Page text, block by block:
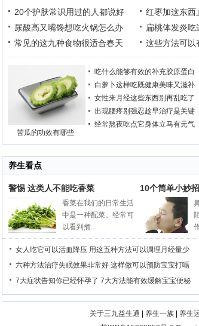
20个护肤常识用过的人都说好
尿酸高又嘴馋想吃火锅怎么办
常见的这九种食物很适合春天
红枣加这东西
扁桃体发炎
这些方法可以
苦瓜的功效有哪些
吃什么能够有效的补充胶原蛋白
白萝卜这样吃既健康美味又滋补
女性来月经这些东西别再乱吃了
出现腰疼别强忍趁早治疗是关键
经常熬夜吃点它身体立马有元气
养生看点
警惕 这类人不能吃香菜
香菜在我们的日常生活
中是一种配菜。经常可
以看到煮...
10个简单小妙
女人吃它可以活血降压 用这五种方法可以调理月经量少
六种方法治疗失眠效果非常好 这样做可以预防宝宝打嗝
7大症状告知你已经怀孕了 7大方法能有效缓解宝宝便秘
关于三九益生通 养生一族| 养生